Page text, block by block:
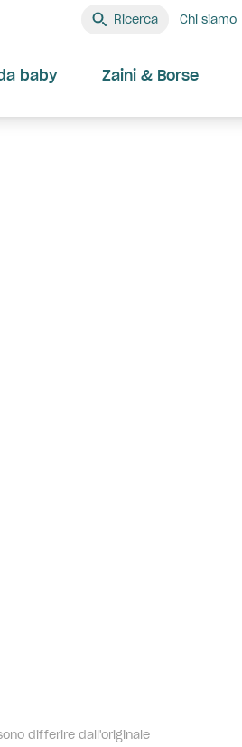
Ricerca Chi siamo
baby Zaini & Borse
differire dall'originale